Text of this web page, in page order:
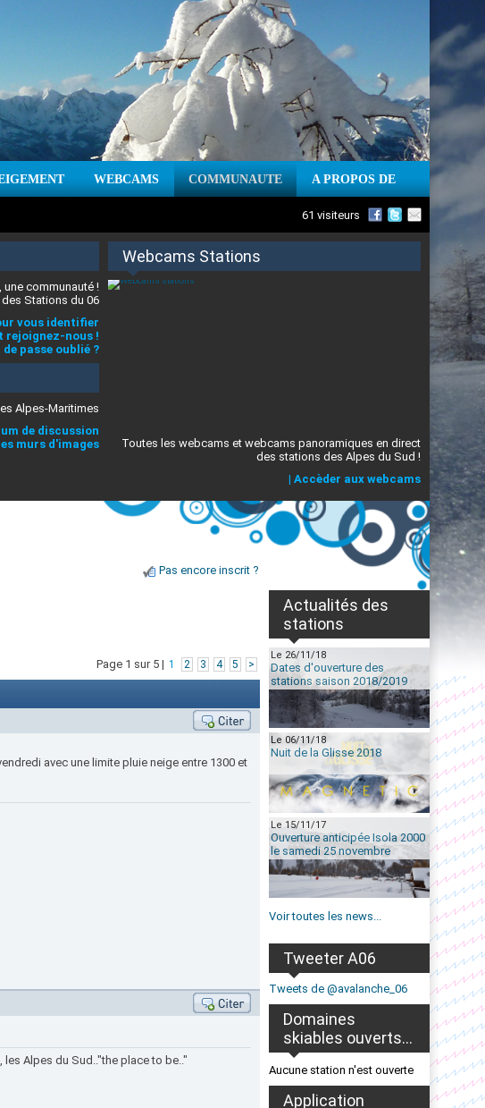
WEBCAMS COMMUNAUTE A PROPOS DE
61 visiteurs
une communauté !
des Stations du 06
vous identifier
rejoignez-nous !
de passe oublié ?
Alpes-Maritimes
de discussion
murs d'images
Webcams Stations
Toutes les webcams et webcams panoramiques en direct
des stations des Alpes du Sud !
| Accèder aux webcams
Pas encore inscrit ?
Page 1 sur 5 | 1 2 3 4 5 >
avec une limite pluie neige entre 1300 et
Alpes du Sud.."the place to be.."
Actualités des
stations
Le 26/11/18
Dates d'ouverture des
stations saison 2018/2019
Le 06/11/18
Nuit de la Glisse 2018
Le 15/11/17
Ouverture anticipée Isola 2000
le samedi 25 novembre
Voir toutes les news...
Tweeter A06
Tweets de @avalanche_06
Domaines
skiables ouverts...
Aucune station n'est ouverte
Application